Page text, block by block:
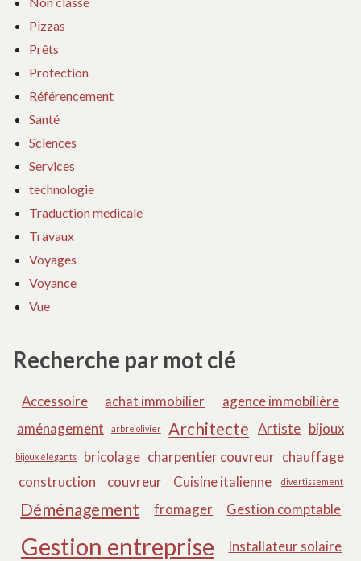
Pizzas
Prêts
Protection
Référencement
Santé
Sciences
Services
technologie
Traduction medicale
Travaux
Voyages
Voyance
Vue
Recherche par mot clé
Accessoire achat immobilier
agence immobilière
aménagement
arbre olivier Architecte Artiste bijoux
bijoux élégants bricolage charpentier couvreur chauffage
construction
couvreur Cuisine italienne divertissement
Déménagement fromager Gestion comptable
Gestion entreprise Installateur solaire